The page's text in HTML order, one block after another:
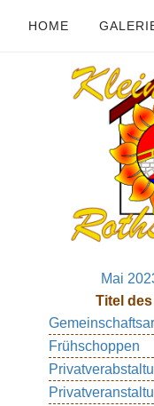
HOME
Mai
Titel
Frühschoppen